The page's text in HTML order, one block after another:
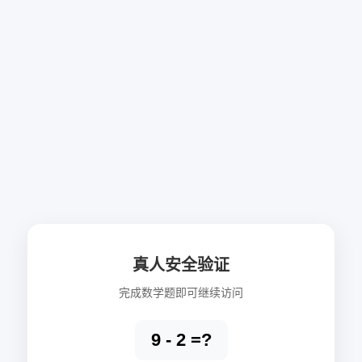
真人安全验证
完成数学题即可继续访问
9 - 2 =?